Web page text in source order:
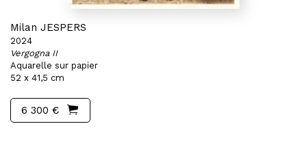
Milan JESPERS
2024
Vergogna II
Aquarelle sur papier
52 x 41,5 cm
6 300 €